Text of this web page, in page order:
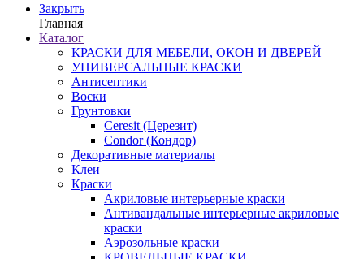
Закрыть
Главная
Каталог
КРАСКИ ДЛЯ МЕБЕЛИ, ОКОН И ДВЕРЕЙ
УНИВЕРСАЛЬНЫЕ КРАСКИ
Антисептики
Воски
Грунтовки
Ceresit (Церезит)
Condor (Кондор)
Декоративные материалы
Клеи
Краски
Акриловые интерьерные краски
Антивандальные интерьерные акриловые
краски
Аэрозольные краски